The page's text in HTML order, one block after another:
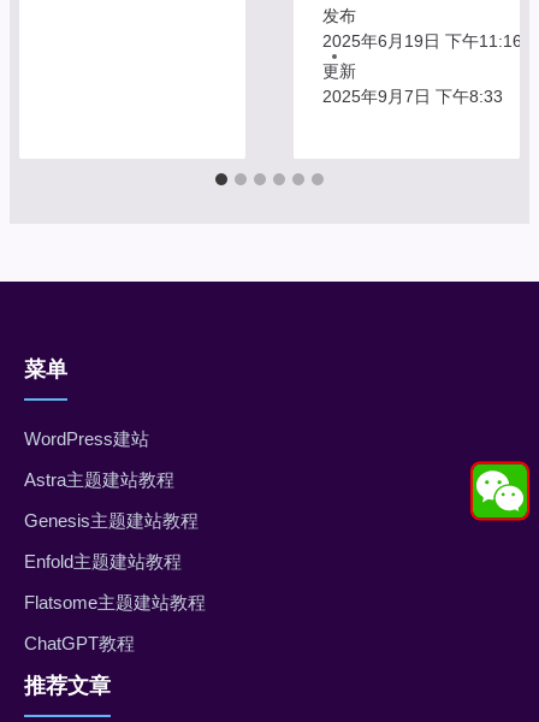
发布
2025年6月19日 下午11:16
更新
2025年9月7日 下午8:33
菜单
WordPress建站
Astra主题建站教程
Genesis主题建站教程
Enfold主题建站教程
Flatsome主题建站教程
ChatGPT教程
推荐文章